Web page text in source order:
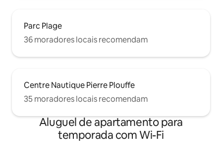
Parc Plage
36 moradores locais recomendam
Centre Nautique Pierre Plouffe
35 moradores locais recomendam
Aluguel de apartamento para
temporada com Wi-Fi